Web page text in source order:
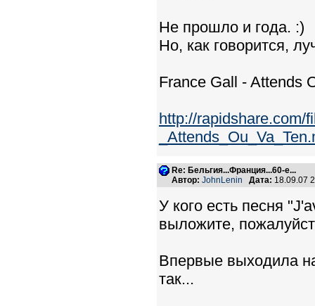
Не прошло и года. :)
Но, как говорится,
France Gall - Attends
http://rapidshare.com/
Re: Бельгия...Франция...60-е...
Автор: JohnLenin Дата: 18.09.07
У кого есть песня
выложите,
Впервые выходила
так...